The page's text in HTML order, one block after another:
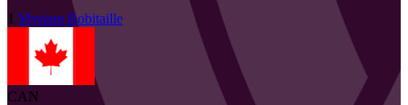
1 Myriam Robitaille
CAN